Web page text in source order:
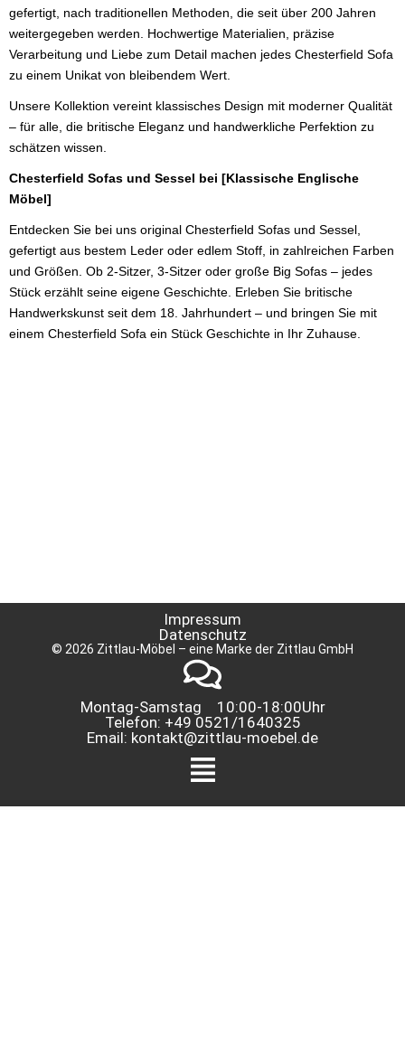
gefertigt, nach traditionellen Methoden, die seit über 200 Jahren
weitergegeben werden. Hochwertige Materialien, präzise
Verarbeitung und Liebe zum Detail machen jedes Chesterfield Sofa
zu einem Unikat von bleibendem Wert.
Unsere Kollektion vereint klassisches Design mit moderner Qualität
– für alle, die britische Eleganz und handwerkliche Perfektion zu
schätzen wissen.
Chesterfield Sofas und Sessel bei [Klassische Englische
Möbel]
Entdecken Sie bei uns original Chesterfield Sofas und Sessel,
gefertigt aus bestem Leder oder edlem Stoff, in zahlreichen Farben
und Größen. Ob 2-Sitzer, 3-Sitzer oder große Big Sofas – jedes
Stück erzählt seine eigene Geschichte. Erleben Sie britische
Handwerkskunst seit dem 18. Jahrhundert – und bringen Sie mit
einem Chesterfield Sofa ein Stück Geschichte in Ihr Zuhause.
Menü
Montag-Samstag 10:00-18:00Uhr
Telefon: +49 0521/1640325
Email: kontakt@zittlau-moebel.de
Impressum
Datenschutz
© 2026 Zittlau-Möbel – eine Marke der Zittlau GmbH